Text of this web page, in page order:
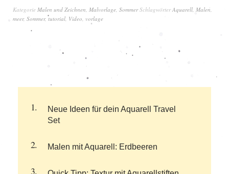
Kategorie Malen und Zeichnen Malvorlage Sommer SchlagwörterAquarell Malen
meer, Sommer,tutorial Video vorlage
Neue Ideen für dein Aquarell Travel
Set
Malen mit Aquarell: Erdbeeren